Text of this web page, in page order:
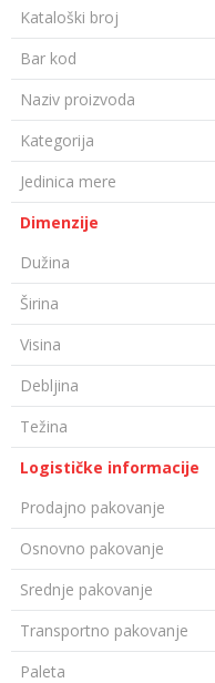
Kataloški broj
Bar kod
Naziv proizvoda
Kategorija
Jedinica mere
Dimenzije
Dužina
Širina
Visina
Debljina
Težina
Logističke informacije
Prodajno pakovanje
Osnovno pakovanje
Srednje pakovanje
Transportno pakovanje
Paleta